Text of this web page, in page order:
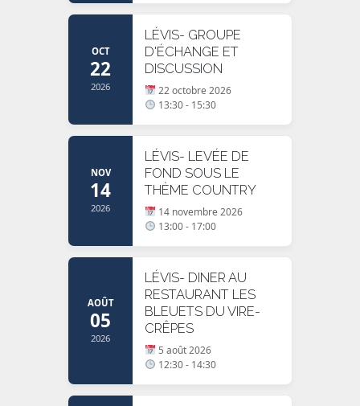
OCT
22
2026
LÉVIS- GROUPE
D'ÉCHANGE ET
DISCUSSION
22 octobre 2026
13:30 - 15:30
NOV
14
2026
LÉVIS- LEVÉE DE
FOND SOUS LE
THÈME COUNTRY
14 novembre 2026
13:00 - 17:00
AOÛT
05
2026
LÉVIS- DINER AU
RESTAURANT LES
BLEUETS DU VIRE-
CRÊPES
5 août 2026
12:30 - 14:30